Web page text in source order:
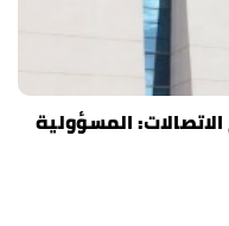
المسؤولية